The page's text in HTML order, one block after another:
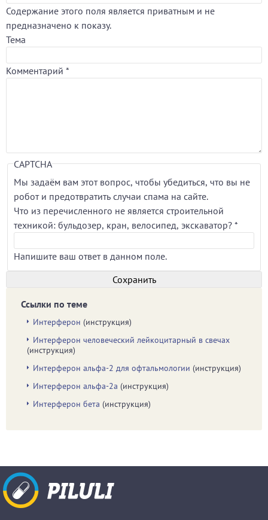
Содержание этого поля является приватным и не
предназначено к показу.
Тема
Комментарий *
CAPTCHA
Мы задаём вам этот вопрос, чтобы убедиться, что вы не
робот и предотвратить случаи спама на сайте.
Что из перечисленного не является строительной
техникой: бульдозер, кран, велосипед, экскаватор? *
Напишите ваш ответ в данном поле.
Ссылки по теме
Интерферон (инструкция)
Интерферон человеческий лейкоцитарный в свечах
(инструкция)
Интерферон альфа-2 для офтальмологии (инструкция)
Интерферон альфа-2а (инструкция)
Интерферон бета (инструкция)